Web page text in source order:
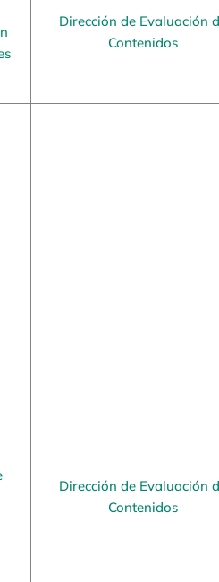
Dirección de Evaluación
Contenidos
Dirección de Evaluación
Contenidos